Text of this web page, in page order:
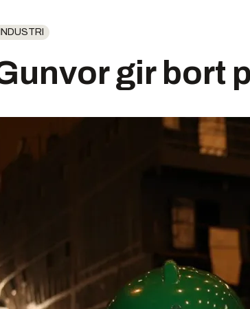
INDUSTRI
gir bort